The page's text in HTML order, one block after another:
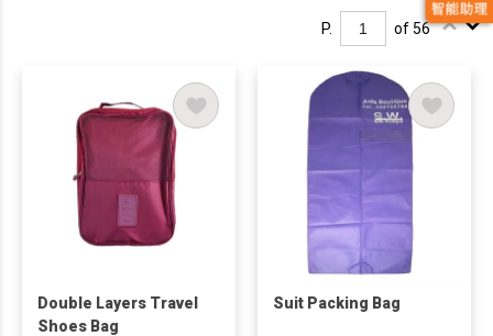
P. of 56
Double Layers Travel
Shoes Bag
Suit Packing Bag